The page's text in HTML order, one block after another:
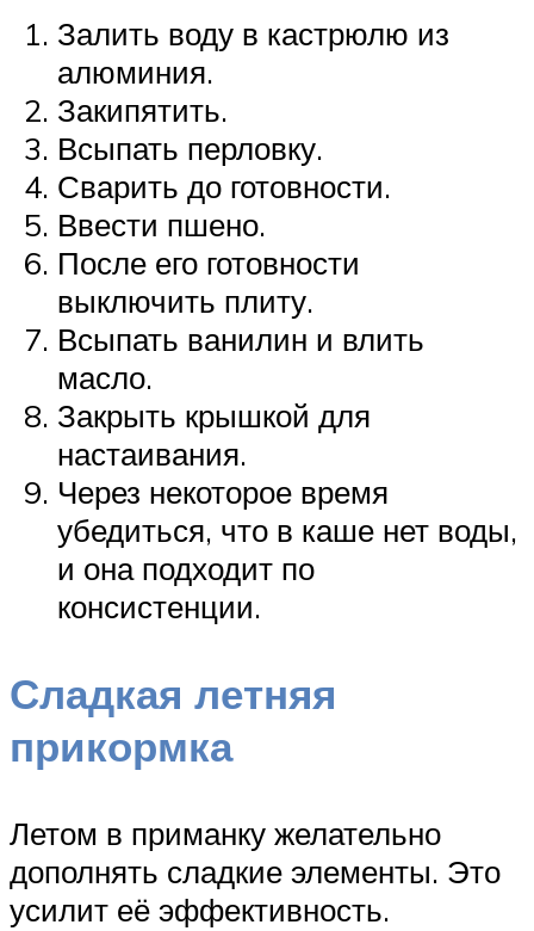
Залить воду в кастрюлю из
алюминия.
Закипятить.
Всыпать перловку.
Сварить до готовности.
Ввести пшено.
После его готовности
выключить плиту.
Всыпать ванилин и влить
масло.
Закрыть крышкой для
настаивания.
Через некоторое время
убедиться, что в каше нет воды,
и она подходит по
консистенции.
Сладкая летняя
прикормка
Летом в приманку желательно
дополнять сладкие элементы. Это
усилит её эффективность.